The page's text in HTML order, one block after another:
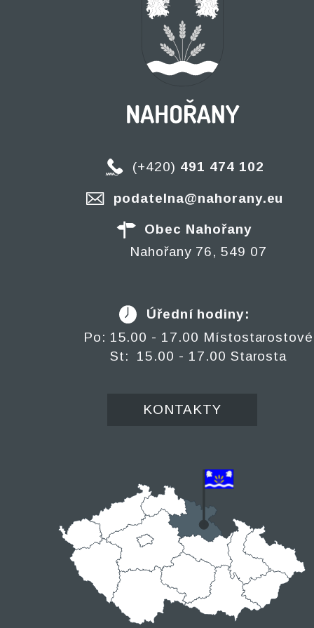
(+420) 491 474 102
podatelna@nahorany.eu
Obec Nahořany
Nahořany 76, 549 07
Úřední hodiny:
Po: 15.00 - 17.00 Místostarostové
St: 15.00 - 17.00 Starosta
KONTAKTY